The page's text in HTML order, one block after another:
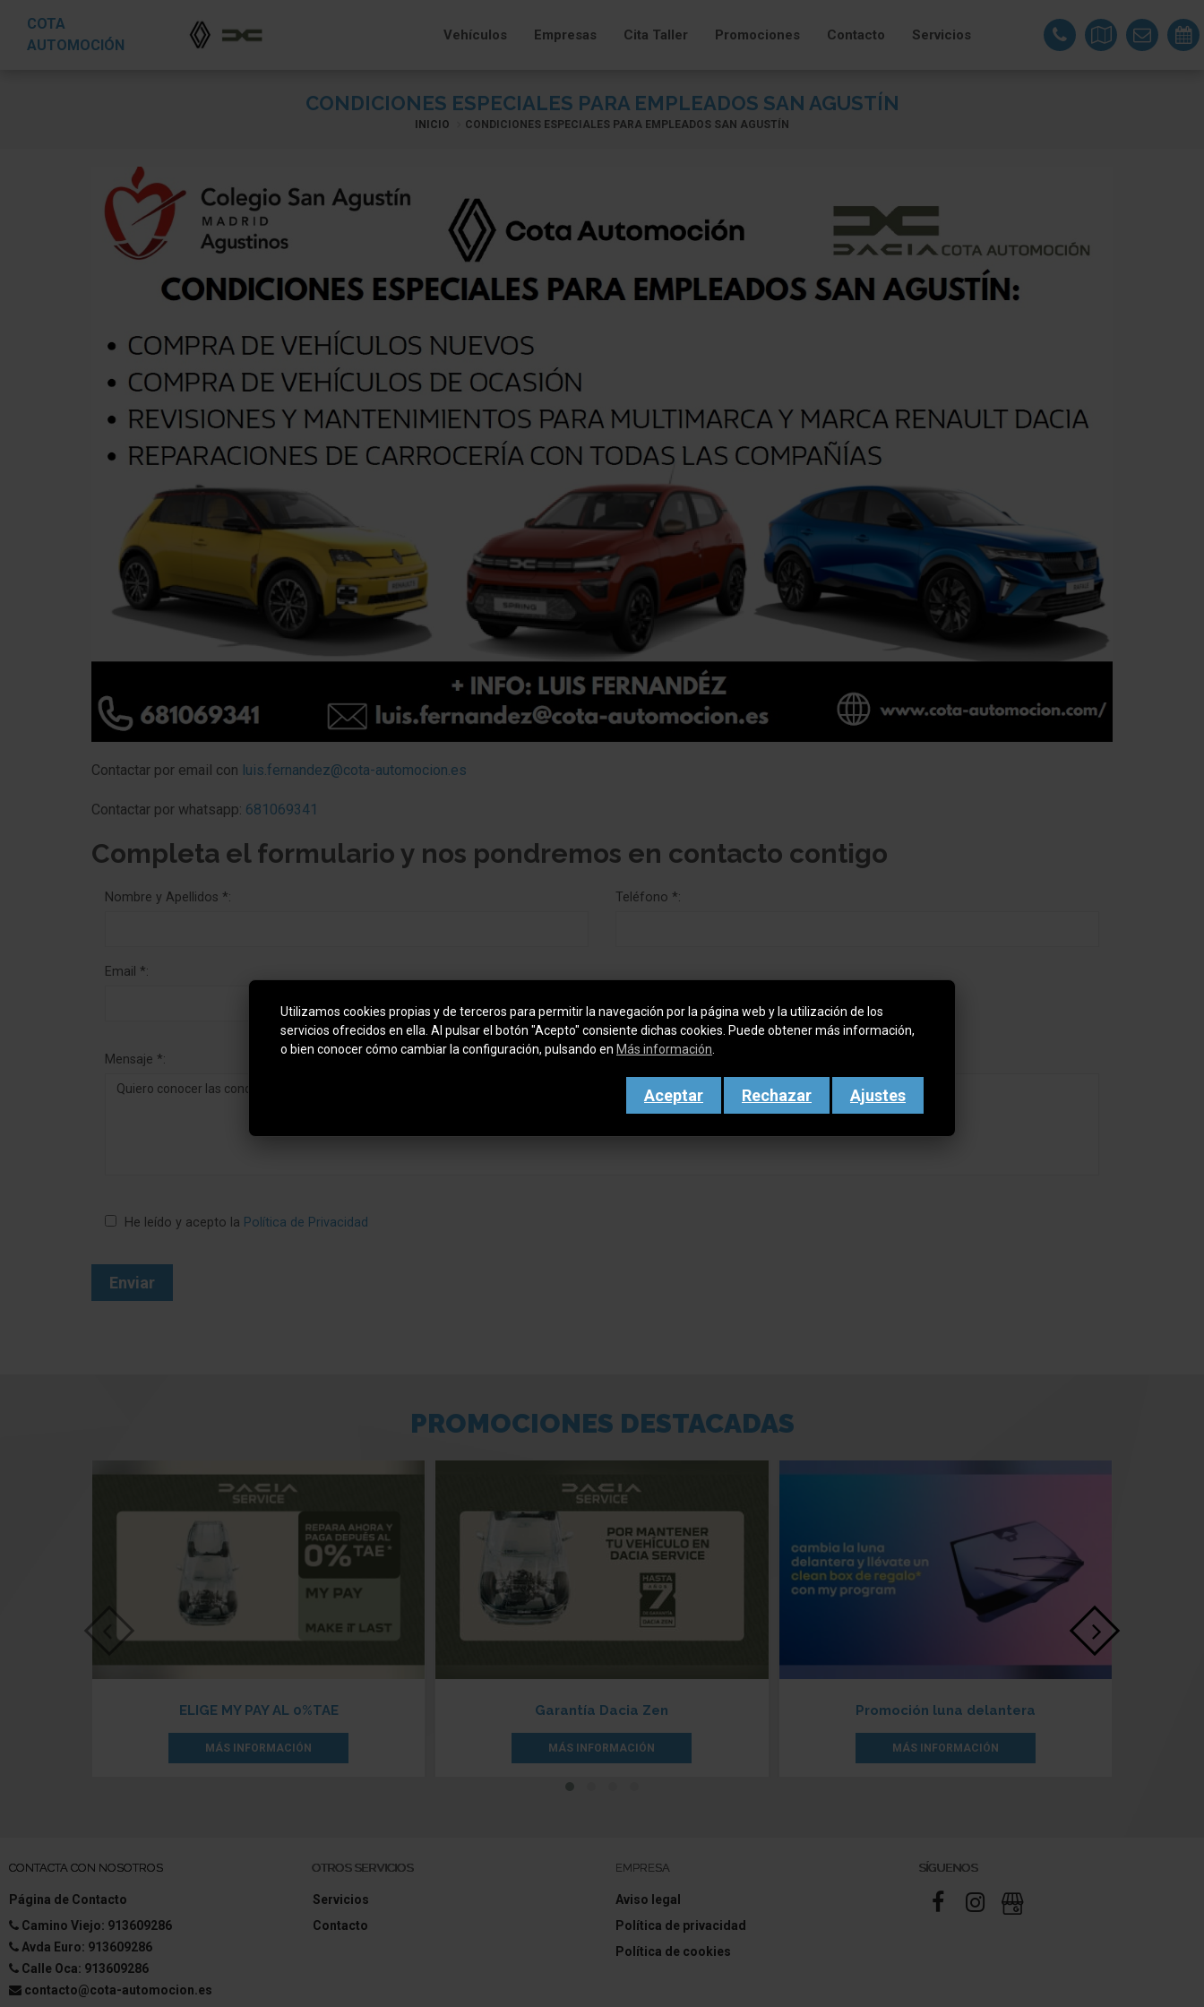
COTA
AUTOMOCIÓN
Vehículos Empresas Cita Taller Promociones Contacto Servicios
CONDICIONES ESPECIALES PARA EMPLEADOS SAN AGUSTÍN
INICIO CONDICIONES ESPECIALES PARA EMPLEADOS SAN AGUSTÍN
Contactar por email con luis.fernandez@cota-automocion.es
Contactar por whatsapp: 681069341
Completa el formulario y nos pondremos en contacto contigo
Nombre y Apellidos *:
Email *:
Teléfono *:
Mensaje *:
He leído y acepto la Política de Privacidad
PROMOCIONES DESTACADAS
ELIGE MY PAY AL 0%TAE
MÁS INFORMACIÓN
Garantía Dacia Zen
MÁS INFORMACIÓN
Promoción luna delantera
MÁS INFORMACIÓN
CONTACTA CON NOSOTROS
Página de Contacto
Camino Viejo: 913609286
Avda Euro: 913609286
Calle Oca: 913609286
contacto@cota-automocion.es
OTROS SERVICIOS
Servicios
Contacto
EMPRESA
Aviso legal
Política de privacidad
Política de cookies
SÍGUENOS
Utilizamos cookies propias y de terceros para permitir la navegación por la página web y la utilización de los
servicios ofrecidos en ella. Al pulsar el botón "Acepto" consiente dichas cookies. Puede obtener más información,
o bien conocer cómo cambiar la configuración, pulsando en Más información
Aceptar Rechazar Ajustes